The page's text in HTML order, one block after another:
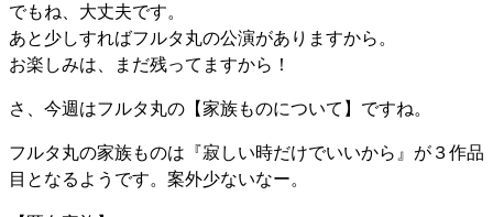
でもね、大丈夫です。
あと少しすればフルタ丸の公演がありますから。
お楽しみは、まだ残ってますから！
さ、今週はフルタ丸の【家族ものについて】ですね。
フルタ丸の家族ものは『寂しい時だけでいいから』が３作品
目となるようです。案外少ないなー。